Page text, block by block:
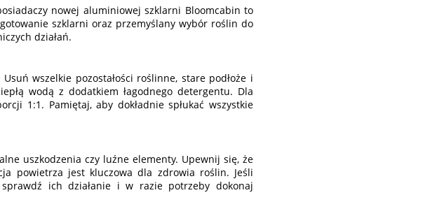
nowej aluminiowej szklarni Bloomcabin to
szklarni oraz przemyślany wybór roślin do
działań.
wszelkie pozostałości roślinne, stare podłoże i
wodą z dodatkiem łagodnego detergentu. Dla
1:1. Pamiętaj, aby dokładnie spłukać wszystkie
uszkodzenia czy luźne elementy. Upewnij się, że
powietrza jest kluczowa dla zdrowia roślin. Jeśli
ich działanie i w razie potrzeby dokonaj